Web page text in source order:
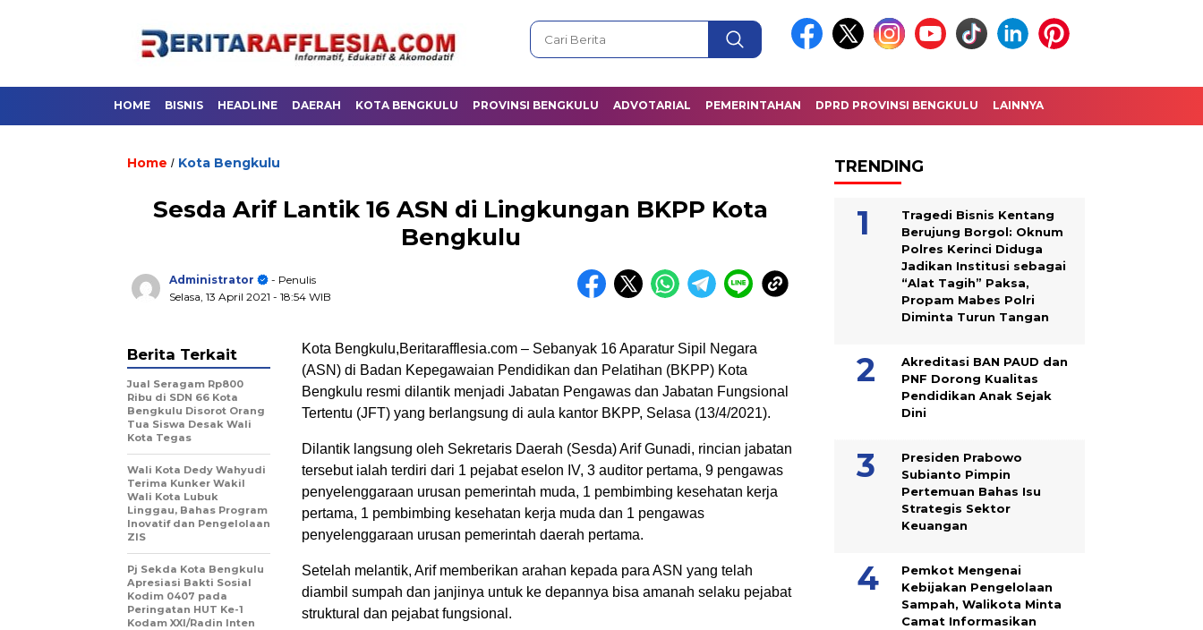
HOME BISNIS HEADLINE DAERAH KOTA BENGKULU PROVINSI BENGKULU ADVOTARIAL PEMERINTAHAN DPRD PROVINSI BENGKULU LAINNYA
Home / Kota Bengkulu
Sesda Arif Lantik 16 ASN di Lingkungan BKPP Kota
Bengkulu
Administrator
- Penulis
Selasa, 13 April 2021 - 18:54 WIB
Kota Bengkulu,Beritarafflesia.com – Sebanyak 16 Aparatur Sipil Negara
(ASN) di Badan Kepegawaian Pendidikan dan Pelatihan (BKPP) Kota
Bengkulu resmi dilantik menjadi Jabatan Pengawas dan Jabatan Fungsional
Tertentu (JFT) yang berlangsung di aula kantor BKPP, Selasa (13/4/2021).
Dilantik langsung oleh Sekretaris Daerah (Sesda) Arif Gunadi, rincian jabatan
tersebut ialah terdiri dari 1 pejabat eselon IV, 3 auditor pertama, 9 pengawas
penyelenggaraan urusan pemerintah muda, 1 pembimbing kesehatan kerja
pertama, 1 pembimbing kesehatan kerja muda dan 1 pengawas
penyelenggaraan urusan pemerintah daerah pertama.
Setelah melantik, Arif memberikan arahan kepada para ASN yang telah
diambil sumpah dan janjinya untuk ke depannya bisa amanah selaku pejabat
struktural dan pejabat fungsional.
Berita Terkait
Jual Seragam Rp800
Ribu di SDN 66 Kota
Bengkulu Disorot Orang
Tua Siswa Desak Wali
Kota Tegas
Wali Kota Dedy Wahyudi
Terima Kunker Wakil
Wali Kota Lubuk
Linggau, Bahas Program
Inovatif dan Pengelolaan
ZIS
Pj Sekda Kota Bengkulu
Apresiasi Bakti Sosial
Kodim 0407 pada
Peringatan HUT Ke-1
Kodam XXI/Radin Inten
TRENDING
Tragedi Bisnis Kentang
Berujung Borgol: Oknum
Polres Kerinci Diduga
Jadikan Institusi sebagai
“Alat Tagih” Paksa,
Propam Mabes Polri
Diminta Turun Tangan
Akreditasi BAN PAUD dan
PNF Dorong Kualitas
Pendidikan Anak Sejak
Dini
Presiden Prabowo
Subianto Pimpin
Pertemuan Bahas Isu
Strategis Sektor
Keuangan
Pemkot Mengenai
Kebijakan Pengelolaan
Sampah, Walikota Minta
Camat Informasikan